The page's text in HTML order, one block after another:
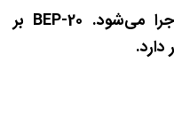
BEP-20 بر